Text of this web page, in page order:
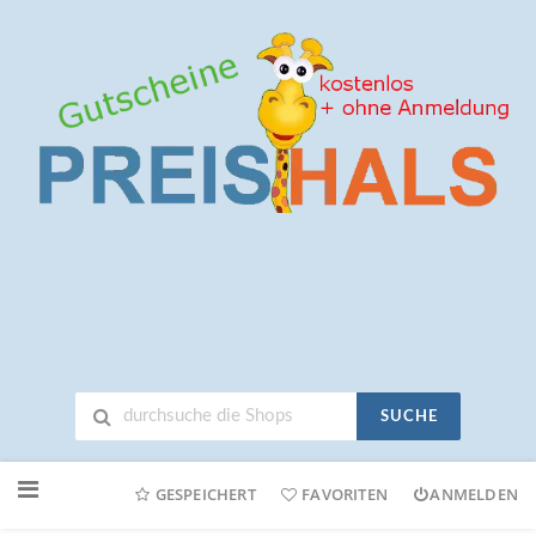
SUCHE
Online-
GESPEICHERT FAVORITEN ANMELDEN